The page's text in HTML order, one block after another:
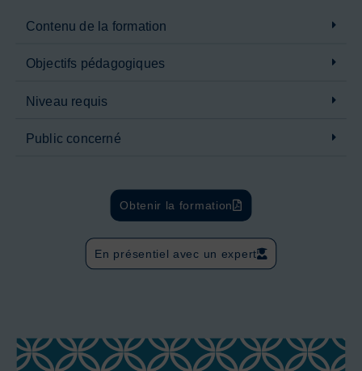
Contenu de la formation
Objectifs pédagogiques
Niveau requis
Public concerné
Obtenir la formation
En présentiel avec un expert